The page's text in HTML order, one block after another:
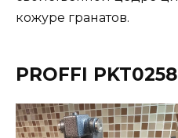
кожуре гранатов.
PROFFI PKT0258